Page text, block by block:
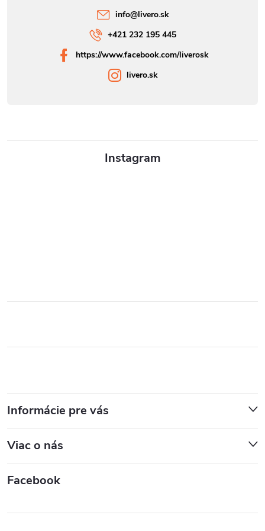
Instagram
Informácie pre vás
Viac o nás
Facebook
info@livero.sk
+421 232 195 445
https://www.facebook.com/liverosk
livero.sk